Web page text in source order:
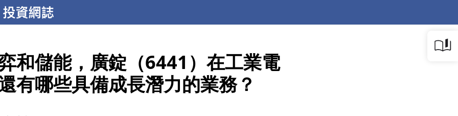
和儲能，廣錠（6441）在工業電
有哪些具備成長潛力的業務？